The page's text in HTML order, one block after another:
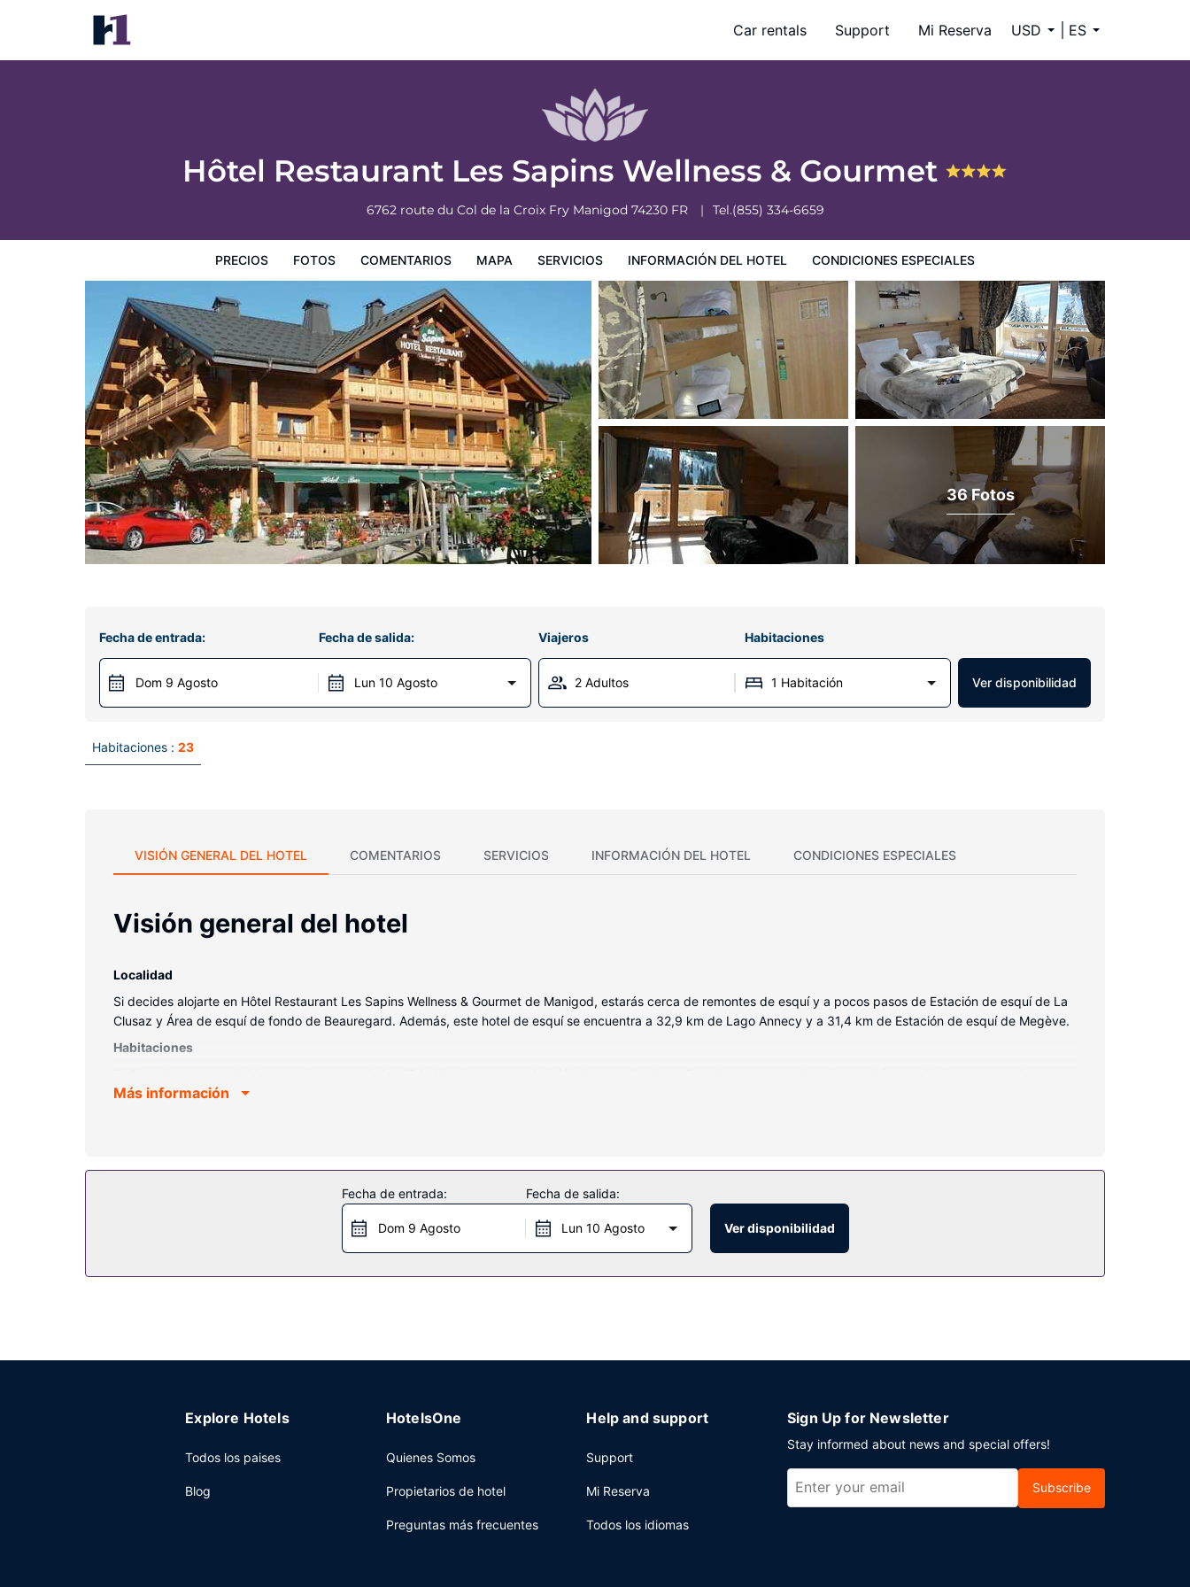
Car rentals Support Mi Reserva USD ES
Hôtel Restaurant Les Sapins Wellness & Gourmet
6762 route du Col de la Croix Fry Manigod 74230 FR Tel.(855) 334-6659
PRECIOS FOTOS COMENTARIOS MAPA SERVICIOS INFORMACIÓN DEL HOTEL CONDICIONES ESPECIALES
Hôtel Restaurant Les Sapins Wellness & Gourmet
Precios
36 Fotos
Fecha de entrada:
Dom 9 Agosto
Fecha de salida:
Lun 10 Agosto
Viajeros Habitaciones
2 Adultos 1 Habitación Ver disponibilidad
Habitaciones : 23
VISIÓN GENERAL DEL HOTEL COMENTARIOS SERVICIOS INFORMACIÓN DEL HOTEL CONDICIONES ESPECIALES
Visión general del hotel
Localidad
Si decides alojarte en Hôtel Restaurant Les Sapins Wellness & Gourmet de Manigod, estarás cerca de remontes de esquí y a pocos pasos de Estación de esquí de La
Clusaz y Área de esquí de fondo de Beauregard. Además, este hotel de esquí se encuentra a 32,9 km de Lago Annecy y a 31,4 km de Estación de esquí de Megève.
Habitaciones
satélite y conexión a Internet por cable y wifi gratis. El baño privado con bañera o ducha está provisto de artículos de higiene personal gratuitos y secadores de pelo.
guardaesquís y asistencia turística (adquisición de entradas). Podrás visitar las inmediaciones cómoda y rápidamente gracias al servicio de transporte gratuito.
Cuando quieras almorzar o cenar, solo tienes que pasarte por La Table des Sapins, un restaurante especializado en cocina francesa. El alojamiento también cuenta
con una cafetería y con un servicio de habitaciones con horario limitado. Qué mejor forma de acabar el día que con una bebida en el bar o lounge. Se ofrece un
desayuno continental gratuito todos los días de 07:30 a 09:30.
Más información
Fecha de entrada:
Dom 9 Agosto
Fecha de salida:
Lun 10 Agosto Ver disponibilidad
Explore Hotels
Todos los paises
Blog
HotelsOne
Quienes Somos
Propietarios de hotel
Preguntas más frecuentes
Help and support
Support
Mi Reserva
Todos los idiomas
Sign Up for Newsletter
Stay informed about news and special offers!
Subscribe